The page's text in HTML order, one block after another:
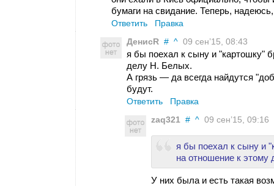
бумаги на свидание. Теперь,
Ответить
Правка
ДенисR # ^ 09 сен’15, 08:43
я бы поехал к сыну и "картошку"
делу Н. Белых.
А грязь — да всегда найдутся
будут.
Ответить
Правка
zaq321 # ^ 09 сен’15, 09:16
я бы поехал к сыну и
на отношение к
У них была и есть такая